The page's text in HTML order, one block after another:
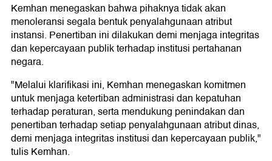
Kemhan menegaskan bahwa pihaknya tidak akan
menoleransi segala bentuk penyalahgunaan atribut
instansi. Penertiban ini dilakukan demi menjaga integritas
dan kepercayaan publik terhadap institusi pertahanan
negara.
"Melalui klarifikasi ini, Kemhan menegaskan komitmen
untuk menjaga ketertiban administrasi dan kepatuhan
terhadap peraturan, serta mendukung penindakan dan
penertiban terhadap setiap penyalahgunaan atribut dinas,
demi menjaga integritas institusi dan kepercayaan publik,"
tulis Kemhan.